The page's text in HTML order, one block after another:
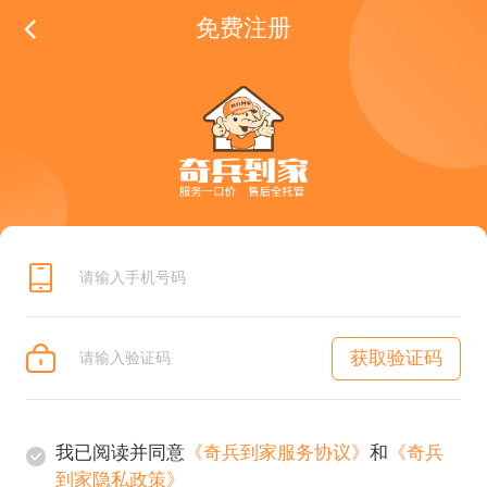
免费注册
获取验证码
我已阅读并同意《奇兵到家服务协议》 和 《奇兵
到家隐私政策》